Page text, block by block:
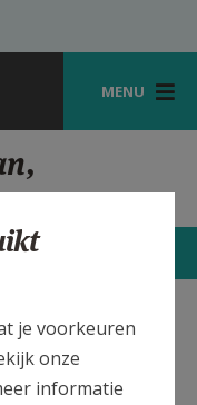
MENU
MEER
je voorkeuren
onze
informatie